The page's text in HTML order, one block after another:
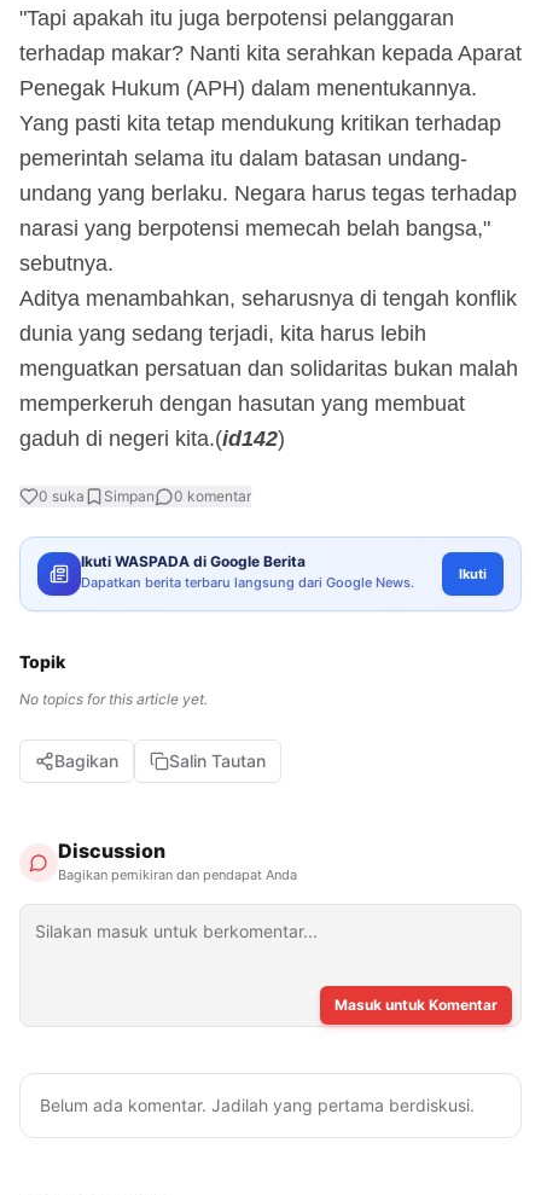
"Tapi apakah itu juga berpotensi pelanggaran
terhadap makar? Nanti kita serahkan kepada Aparat
Penegak Hukum (APH) dalam menentukannya.
Yang pasti kita tetap mendukung kritikan terhadap
pemerintah selama itu dalam batasan undang-
undang yang berlaku. Negara harus tegas terhadap
narasi yang berpotensi memecah belah bangsa,"
sebutnya.
Aditya menambahkan, seharusnya di tengah konflik
dunia yang sedang terjadi, kita harus lebih
menguatkan persatuan dan solidaritas bukan malah
memperkeruh dengan hasutan yang membuat
gaduh di negeri kita.(id142)
0 suka Simpan 0 komentar
Ikuti WASPADA di Google Berita
Dapatkan berita terbaru langsung dari Google News. Ikuti
Topik
No topics for this article yet.
Bagikan Salin Tautan
Discussion
Bagikan pemikiran dan pendapat Anda
Masuk untuk Komentar
Belum ada komentar. Jadilah yang pertama berdiskusi.